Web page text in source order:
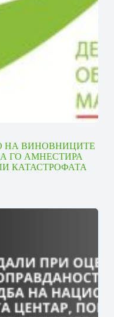
НА ВИНОВНИЦИТЕ
ГО АМНЕСТИРА
КАТАСТРОФАТА